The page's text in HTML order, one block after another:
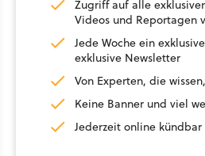
Zugriff auf alle
Videos und Reportagen
Jede Woche ein
exklusive Newsletter
Von Experten, die
Keine Banner und viel
Jederzeit online kündbar